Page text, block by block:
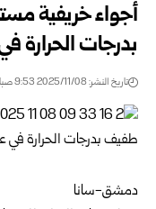
أجواء خريفية
بدرجات الحرارة
تاريخ النشر: 2025/11/08 9:53 صباحًا
دمشق-سانا